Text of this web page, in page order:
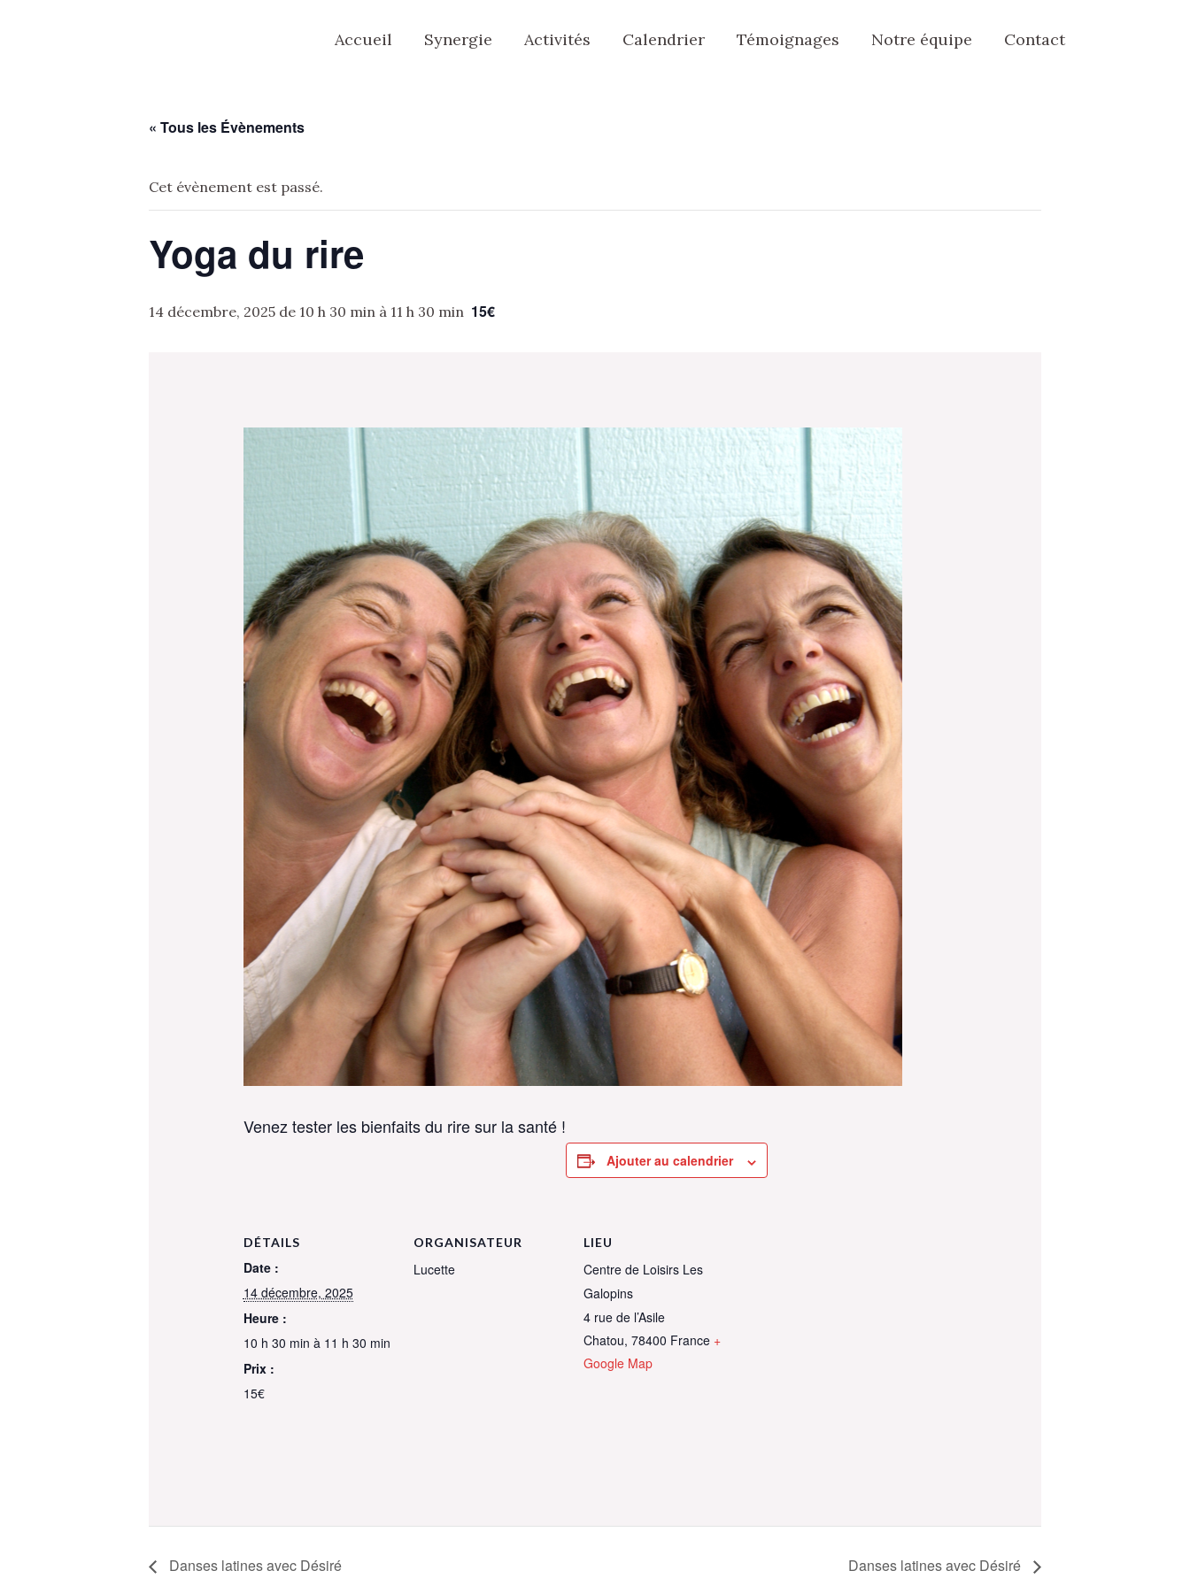
Accueil Synergie Activités Calendrier Témoignages Notre équipe Contact
« Tous les Évènements
Cet évènement est passé.
Yoga du rire
14 décembre, 2025 de 10 h 30 min à 11 h 30 min 15€
Venez tester les bienfaits du rire sur la santé !
Ajouter au calendrier
DÉTAILS
Date :
14 décembre, 2025
Heure :
10 h 30 min à 11 h 30 min
Prix :
15€
ORGANISATEUR
Lucette
LIEU
Centre de Loisirs Les
Galopins
4 rue de l’Asile
Chatou, 78400 France +
Google Map
Danses latines avec Désiré Danses latines avec Désiré